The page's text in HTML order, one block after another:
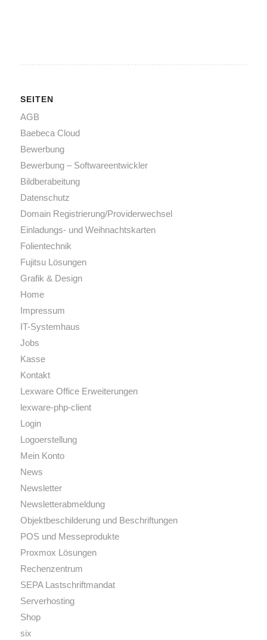
SEITEN
AGB
Baebeca Cloud
Bewerbung
Bewerbung – Softwareentwickler
Bildberabeitung
Datenschutz
Domain Registrierung/Providerwechsel
Einladungs- und Weihnachtskarten
Folientechnik
Fujitsu Lösungen
Grafik & Design
Home
Impressum
IT-Systemhaus
Jobs
Kasse
Kontakt
Lexware Office Erweiterungen
lexware-php-client
Login
Logoerstellung
Mein Konto
News
Newsletter
Newsletterabmeldung
Objektbeschilderung und Beschriftungen
POS und Messeprodukte
Proxmox Lösungen
Rechenzentrum
SEPA Lastschriftmandat
Serverhosting
Shop
six